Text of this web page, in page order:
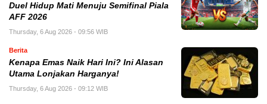
Duel Hidup Mati Menuju Semifinal Piala
AFF 2026
Thursday, 6 Aug 2026 - 09:56 WIB
Berita
Kenapa Emas Naik Hari Ini? Ini Alasan
Utama Lonjakan Harganya!
Thursday, 6 Aug 2026 - 09:12 WIB